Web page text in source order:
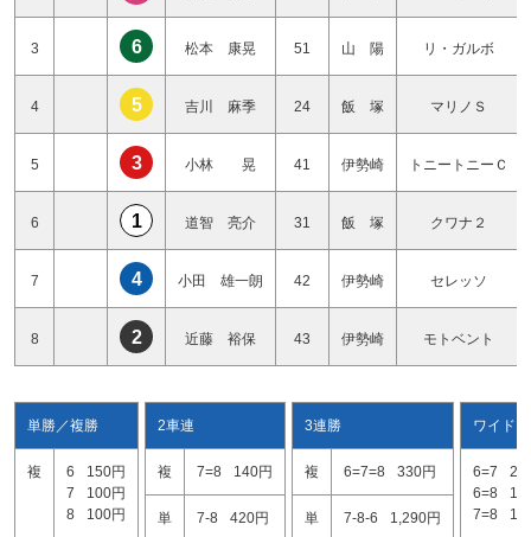
3 6 松本 康晃 51 山 陽 リ・ガルボ
4 5 吉川 麻季 24 飯 塚 マリノＳ
5 3 小林 晃 41 伊勢崎 トニートニーＣ
6 1 道智 亮介 31 飯 塚 クワナ２
7 4 小田 雄一朗 42 伊勢崎 セレッソ
8 2 近藤 裕保 43 伊勢崎 モトベント
単勝／複勝
複 6
150円
7
100円
8
100円
2車連
複 7=8 140円
単 7-8 420円
3連勝
複 6=7=8 330円
単 7-8-6 1,290円
ワイド
6=7
6=8
7=8